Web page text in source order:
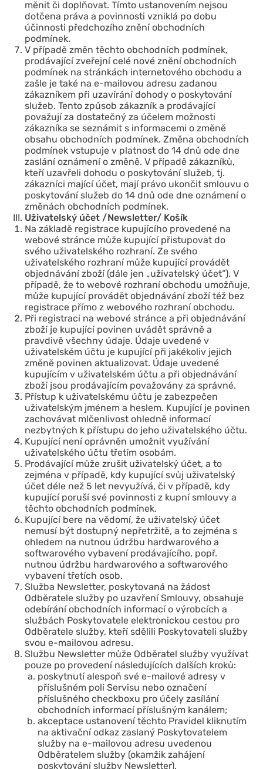
měnit či doplňovat. Tímto ustanovením nejsou
dotčena práva a povinnosti vzniklá po dobu
účinnosti předchozího znění obchodních
podmínek.
V případě změn těchto obchodních podmínek,
prodávající zveřejní celé nové znění obchodních
podmínek na stránkách internetového obchodu a
zašle je také na e-mailovou adresu zadanou
zákazníkem při uzavírání dohody o poskytování
služeb. Tento způsob zákazník a prodávající
považují za dostatečný za účelem možnosti
zákazníka se seznámit s informacemi o změně
obsahu obchodních podmínek. Změna obchodních
podmínek vstupuje v platnost do 14 dnů ode dne
zaslání oznámení o změně. V případě zákazníků,
kteří uzavřeli dohodu o poskytování služeb, tj.
zákazníci mající účet, mají právo ukončit smlouvu o
poskytování služeb do 14 dnů ode dne oznámení o
změnách obchodních podmínek.
Uživatelský účet /Newsletter/ Košík
Na základě registrace kupujícího provedené na
webové stránce může kupující přistupovat do
svého uživatelského rozhraní. Ze svého
uživatelského rozhraní může kupující provádět
objednávání zboží (dále jen „uživatelský účet“). V
případě, že to webové rozhraní obchodu umožňuje,
může kupující provádět objednávání zboží též bez
registrace přímo z webového rozhraní obchodu.
Při registraci na webové stránce a při objednávání
zboží je kupující povinen uvádět správně a
pravdivě všechny údaje. Údaje uvedené v
uživatelském účtu je kupující při jakékoliv jejich
změně povinen aktualizovat. Údaje uvedené
kupujícím v uživatelském účtu a při objednávání
zboží jsou prodávajícím považovány za správné.
Přístup k uživatelskému účtu je zabezpečen
uživatelským jménem a heslem. Kupující je povinen
zachovávat mlčenlivost ohledně informací
nezbytných k přístupu do jeho uživatelského účtu.
Kupující není oprávněn umožnit využívání
uživatelského účtu třetím osobám.
Prodávající může zrušit uživatelský účet, a to
zejména v případě, kdy kupující svůj uživatelský
účet déle než 5 let nevyužívá, či v případě, kdy
kupující poruší své povinnosti z kupní smlouvy a
těchto obchodních podmínek.
Kupující bere na vědomí, že uživatelský účet
nemusí být dostupný nepřetržitě, a to zejména s
ohledem na nutnou údržbu hardwarového a
softwarového vybavení prodávajícího, popř.
nutnou údržbu hardwarového a softwarového
vybavení třetích osob.
Služba Newsletter, poskytovaná na žádost
Odběratele služby po uzavření Smlouvy, obsahuje
odebírání obchodních informací o výrobcích a
službách Poskytovatele elektronickou cestou pro
Odběratele služby, kteří sdělili Poskytovateli služby
svou e-mailovou adresu.
Službu Newsletter může Odběratel služby využívat
pouze po provedení následujících dalších kroků:
poskytnutí alespoň své e-mailové adresy v
příslušném poli Servisu nebo označení
příslušného checkboxu pro účely zasílání
obchodních informací příslušným kanálem;
akceptace ustanovení těchto Pravidel kliknutím
na aktivační odkaz zaslaný Poskytovatelem
služby na e-mailovou adresu uvedenou
Odběratelem služby (okamžik zahájení
poskytování služby Newsletter).